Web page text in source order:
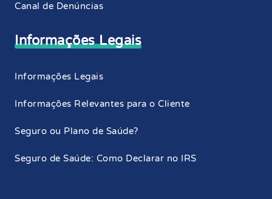
Canal de Denúncias
Informações Legais
Informações Legais
Informações Relevantes para o Cliente
Seguro ou Plano de Saúde?
Seguro de Saúde: Como Declarar no IRS